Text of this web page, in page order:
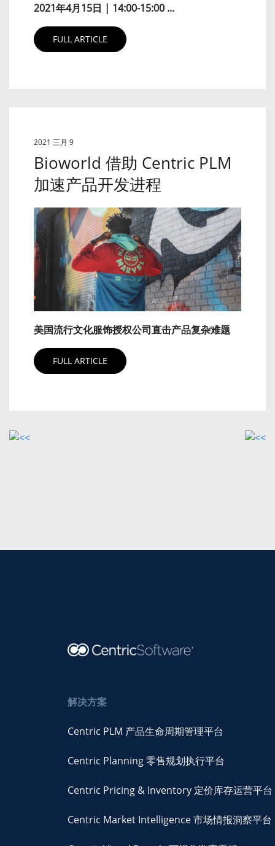
2021年4月15日 | 14:00-15:00 ...
FULL ARTICLE
2021 三月 9
Bioworld 借助 Centric PLM
加速产品开发进程
美国流行文化服饰授权公司直击产品复杂难题
FULL ARTICLE
解决方案
Centric PLM 产品生命周期管理平台
Centric Planning 零售规划执行平台
Centric Pricing & Inventory 定价库存运营平台
Centric Market Intelligence 市场情报洞察平台